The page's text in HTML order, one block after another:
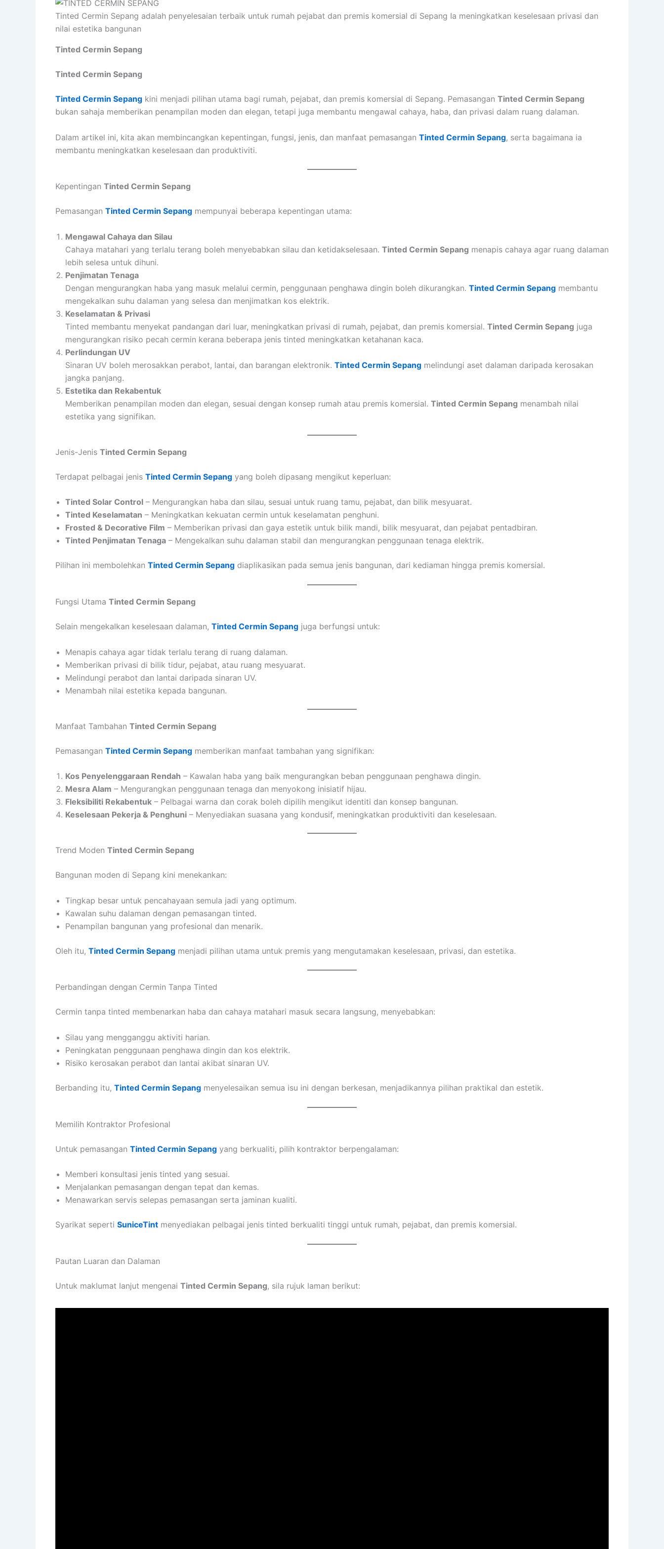
Tinted Cermin Sepang adalah penyelesaian terbaik untuk rumah pejabat dan premis komersial di Sepang Ia meningkatkan keselesaan privasi dan
nilai estetika bangunan
Tinted Cermin Sepang
Tinted Cermin Sepang
Tinted Cermin Sepang kini menjadi pilihan utama bagi rumah, pejabat, dan premis komersial di Sepang. Pemasangan Tinted Cermin Sepang
bukan sahaja memberikan penampilan moden dan elegan, tetapi juga membantu mengawal cahaya, haba, dan privasi dalam ruang dalaman.
Dalam artikel ini, kita akan membincangkan kepentingan, fungsi, jenis, dan manfaat pemasangan Tinted Cermin Sepang, serta bagaimana ia
membantu meningkatkan keselesaan dan produktiviti.
Kepentingan Tinted Cermin Sepang
Pemasangan Tinted Cermin Sepang mempunyai beberapa kepentingan utama:
Mengawal Cahaya dan Silau
Cahaya matahari yang terlalu terang boleh menyebabkan silau dan ketidakselesaan. Tinted Cermin Sepang menapis cahaya agar ruang dalaman
lebih selesa untuk dihuni.
Penjimatan Tenaga
Dengan mengurangkan haba yang masuk melalui cermin, penggunaan penghawa dingin boleh dikurangkan. Tinted Cermin Sepang membantu
mengekalkan suhu dalaman yang selesa dan menjimatkan kos elektrik.
Keselamatan & Privasi
Tinted membantu menyekat pandangan dari luar, meningkatkan privasi di rumah, pejabat, dan premis komersial. Tinted Cermin Sepang juga
mengurangkan risiko pecah cermin kerana beberapa jenis tinted meningkatkan ketahanan kaca.
Perlindungan UV
Sinaran UV boleh merosakkan perabot, lantai, dan barangan elektronik. Tinted Cermin Sepang melindungi aset dalaman daripada kerosakan
jangka panjang.
Estetika dan Rekabentuk
Memberikan penampilan moden dan elegan, sesuai dengan konsep rumah atau premis komersial. Tinted Cermin Sepang menambah nilai
estetika yang signifikan.
Jenis-Jenis Tinted Cermin Sepang
Terdapat pelbagai jenis Tinted Cermin Sepang yang boleh dipasang mengikut keperluan:
Tinted Solar Control – Mengurangkan haba dan silau, sesuai untuk ruang tamu, pejabat, dan bilik mesyuarat.
Tinted Keselamatan – Meningkatkan kekuatan cermin untuk keselamatan penghuni.
Frosted & Decorative Film – Memberikan privasi dan gaya estetik untuk bilik mandi, bilik mesyuarat, dan pejabat pentadbiran.
Tinted Penjimatan Tenaga – Mengekalkan suhu dalaman stabil dan mengurangkan penggunaan tenaga elektrik.
Pilihan ini membolehkan Tinted Cermin Sepang diaplikasikan pada semua jenis bangunan, dari kediaman hingga premis komersial.
Fungsi Utama Tinted Cermin Sepang
Selain mengekalkan keselesaan dalaman, Tinted Cermin Sepang juga berfungsi untuk:
Menapis cahaya agar tidak terlalu terang di ruang dalaman.
Memberikan privasi di bilik tidur, pejabat, atau ruang mesyuarat.
Melindungi perabot dan lantai daripada sinaran UV.
Menambah nilai estetika kepada bangunan.
Manfaat Tambahan Tinted Cermin Sepang
Pemasangan Tinted Cermin Sepang memberikan manfaat tambahan yang signifikan:
Kos Penyelenggaraan Rendah – Kawalan haba yang baik mengurangkan beban penggunaan penghawa dingin.
Mesra Alam – Mengurangkan penggunaan tenaga dan menyokong inisiatif hijau.
Fleksibiliti Rekabentuk – Pelbagai warna dan corak boleh dipilih mengikut identiti dan konsep bangunan.
Keselesaan Pekerja & Penghuni – Menyediakan suasana yang kondusif, meningkatkan produktiviti dan keselesaan.
Trend Moden Tinted Cermin Sepang
Bangunan moden di Sepang kini menekankan:
Tingkap besar untuk pencahayaan semula jadi yang optimum.
Kawalan suhu dalaman dengan pemasangan tinted.
Penampilan bangunan yang profesional dan menarik.
Oleh itu, Tinted Cermin Sepang menjadi pilihan utama untuk premis yang mengutamakan keselesaan, privasi, dan estetika.
Perbandingan dengan Cermin Tanpa Tinted
Cermin tanpa tinted membenarkan haba dan cahaya matahari masuk secara langsung, menyebabkan:
Silau yang mengganggu aktiviti harian.
Peningkatan penggunaan penghawa dingin dan kos elektrik.
Risiko kerosakan perabot dan lantai akibat sinaran UV.
Berbanding itu, Tinted Cermin Sepang menyelesaikan semua isu ini dengan berkesan, menjadikannya pilihan praktikal dan estetik.
Memilih Kontraktor Profesional
Untuk pemasangan Tinted Cermin Sepang yang berkualiti, pilih kontraktor berpengalaman:
Memberi konsultasi jenis tinted yang sesuai.
Menjalankan pemasangan dengan tepat dan kemas.
Menawarkan servis selepas pemasangan serta jaminan kualiti.
Syarikat seperti SuniceTint menyediakan pelbagai jenis tinted berkualiti tinggi untuk rumah, pejabat, dan premis komersial.
Pautan Luaran dan Dalaman
Untuk maklumat lanjut mengenai Tinted Cermin Sepang, sila rujuk laman berikut: